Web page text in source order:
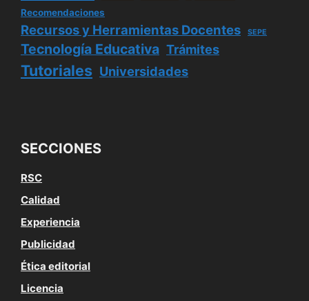
Recomendaciones
Recursos y Herramientas Docentes SEPE
Tecnología Educativa Trámites
Tutoriales Universidades
SECCIONES
RSC
Calidad
Experiencia
Publicidad
Ética editorial
Licencia